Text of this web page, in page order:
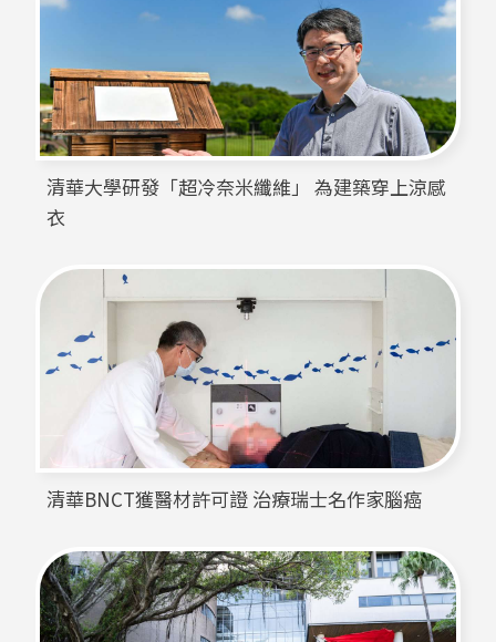
清華大學研發「超冷奈米纖維」 為建築穿上涼感
衣
清華BNCT獲醫材許可證 治療瑞士名作家腦癌